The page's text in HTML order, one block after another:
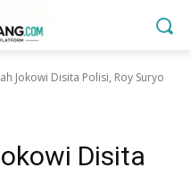
Jokowi Disita Polisi, Roy Suryo
Disita